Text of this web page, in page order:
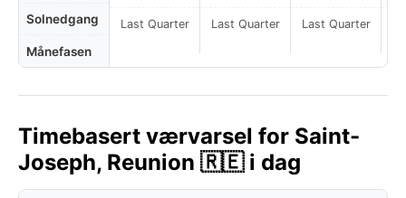
Solnedgang
Månefasen
Last Quarter Last Quarter Last Quarter
Timebasert værvarsel for Saint-
Joseph, Reunion 🇷🇪 i dag